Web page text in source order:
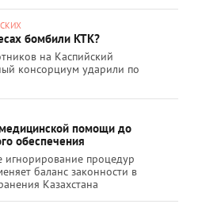
бомбили КТК?
на Каспийский
консорциум ударили по
помощи до
обеспечения
игнорирование процедур
баланс законности в
Казахстана